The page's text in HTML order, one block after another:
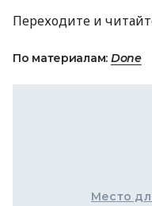
Переходите и
По материалам: Done
Место